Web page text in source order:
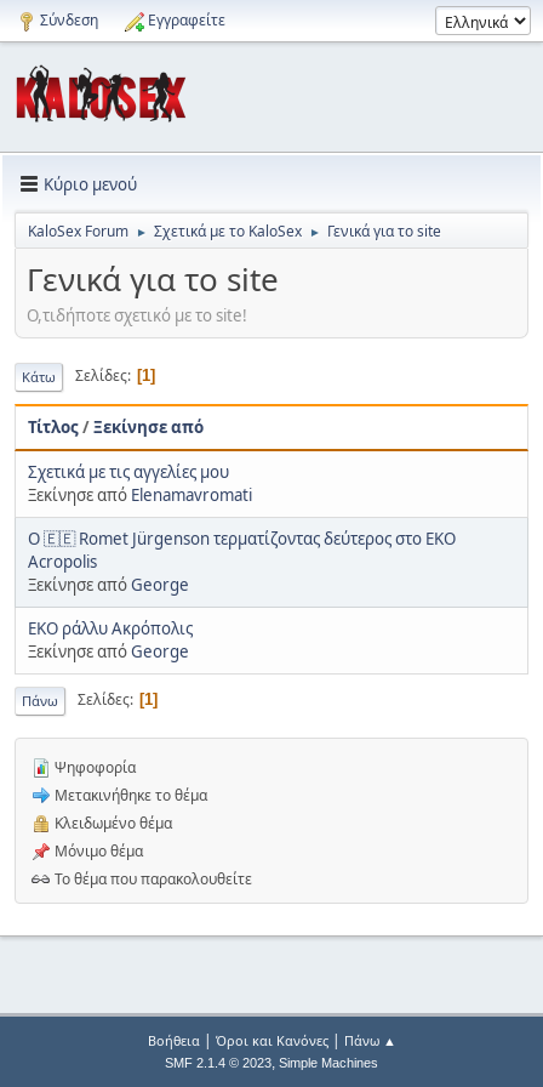
Σύνδεση Εγγραφείτε
Κύριο μενού
KaloSex Forum ► Σχετικά με το KaloSex ► Γενικά για το site
Γενικά για το site
Ο,τιδήποτε σχετικό με το site!
Κάτω Σελίδες 1
Τίτλος/Ξεκίνησε από
Σχετικά με τις αγγελίες μου
Ξεκίνησε από Elenamavromati
Ο 🇪🇪 Romet Jürgenson τερματίζοντας δεύτερος στο EKO
Acropolis
Ξεκίνησε απόGeorge
EKO ράλλυ Ακρόπολις
Ξεκίνησε απόGeorge
Πάνω Σελίδες 1
Ψηφοφορία
Μετακινήθηκε το θέμα
Κλειδωμένο θέμα
Μόνιμο θέμα
Το θέμα που παρακολουθείτε
Βοήθεια| Όροι και Κανόνες| Πάνω ▲
SMF 2.1.4 © 2023, Simple Machines